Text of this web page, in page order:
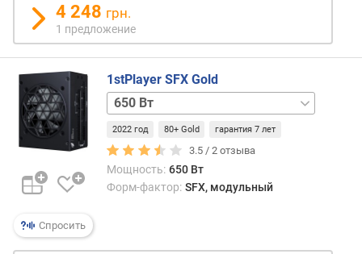
T
A
(
ш
т
)
M
E
X
ш
4 248 грн.
1 предложение
Спросить
1stPlayer SFX Gold
850 Вт
24+8+8(4+4) pin
850 Вт
24+8+8(4+4) pin
белый
2022 год 80+ Gold гарантия 7 лет
3.5 /2 отзыва
Мощность: 650 Вт
Форм-фактор: SFX, модульный